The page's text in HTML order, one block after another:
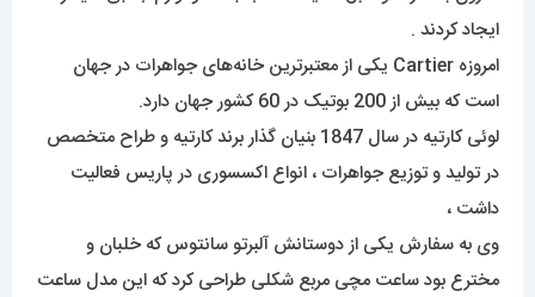
ایجاد کردند .
امروزه Cartier یکی از معتبرترین خانه‌های جواهرات در جهان
است که بیش از 200 بوتیک در 60 کشور جهان دارد.
لوئی کارتیه در سال 1847 بنیان گذار برند کارتیه و طراح متخصص
در تولید و توزیع جواهرات ، انواع اکسسوری در پاریس فعالیت
داشت ،
وی به سفارش یکی از دوستانش آلبرتو سانتوس که خلبان و
مخترع بود ساعت مچی مربع شکلی طراحی کرد که این مدل ساعت